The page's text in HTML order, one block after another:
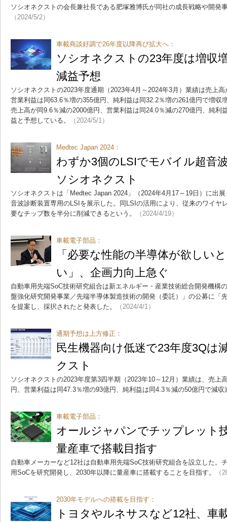
ソシオネクストの会長兼社長である肥塚雅博氏が同社の成長戦略や開発
（2024/5/2）
車載商談好調で26年度以降再び拡大へ：
ソシオネクストの23年度は増収
減益予想
ソシオネクストの2023年度通期（2023年4月～2024年3月）業績は売上
営業利益は同63.6％増の355億円、純利益は同32.2％増の261億円で増収
売上高が同9.6％減の2000億円、営業利益は同24.0％減の270億円、純利
益と予想している。
（2024/5/1）
Medtec Japan 2024：
わずか3個のLSIでモバイル超音
ソシオネクスト
ソシオネクストは「Medtec Japan 2024」（2024年4月17～19日）に出
音波診断装置専用のLSIを展示した。同LSIの活用により、従来のワイヤ
要なチップ数を半分に削減できるという。
（2024/4/19）
車載電子部品：
「必要な性能の半導体が欲しい
い」、企画力向上急ぐ
自動車用先端SoC技術研究組合は新エネルギー・産業技術総合開発機構
盤強化研究開発事業／先端半導体製造技術の開発（委託）」の公募に「
を提案し、採択されたと発表した。
（2024/4/1）
通期予想は上方修正：
民生機器向け低迷で23年度3Qは
クスト
ソシオネクストの2023年度第3四半期（2023年10～12月）業績は、売上
円、営業利益は同47.3％増の93億円、純利益は同4.3％減の50億円で減収
車載電子部品：
オールジャパンでチップレット
量産車で搭載目指す
自動車メーカーなど12社は自動車用先端SoC技術研究組合を設立した。
用SoCを研究開発し、2030年以降に量産車に搭載することを目指す。
（
2030年モデルへの搭載を目指す：
トヨタやルネサスなど12社、車